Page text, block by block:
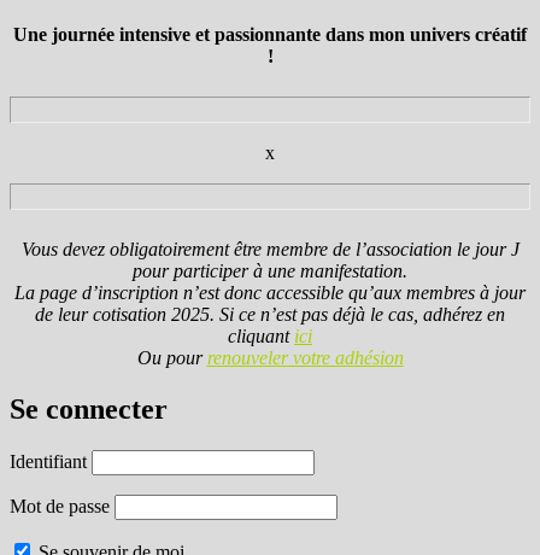
Une journée intensive et passionnante dans mon univers créatif
!
x
Vous devez obligatoirement être membre de l’association le jour J
pour participer à une manifestation.
La page d’inscription n’est donc accessible qu’aux membres à jour
de leur cotisation 2025. Si ce n’est pas déjà le cas, adhérez en
cliquant ici
Ou pour renouveler votre adhésion
Se connecter
Identifiant
Mot de passe